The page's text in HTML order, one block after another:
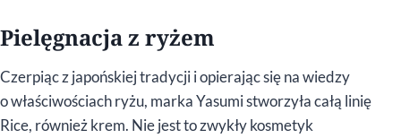
Pielęgnacja z ryżem
Czerpiąc z japońskiej tradycji i opierając się na wiedzy
o właściwościach ryżu, marka Yasumi stworzyła całą linię
Rice, również krem. Nie jest to zwykły kosmetyk